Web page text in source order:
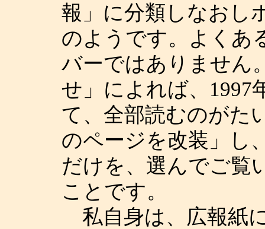
報」に分類しなおし
のようです。よくあ
バーではありません
せ」によれば、1997
て、全部読むのがた
のページを改装」し
だけを、選んでご覧
ことです。
私自身は、広報紙